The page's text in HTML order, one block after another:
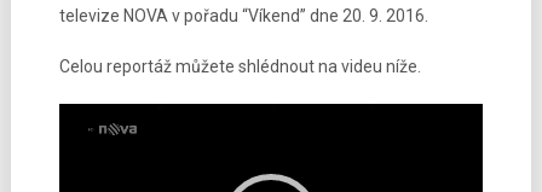
televize NOVA v pořadu “Víkend” dne 20. 9. 2016.
Celou reportáž můžete shlédnout na videu níže.
přehrávač